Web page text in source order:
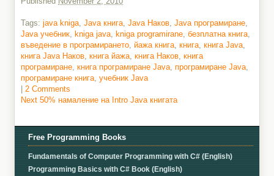
Tags:java kniga ,Java книга ,Java Наков ,Java програмиране
Java учебник ,kniga java ,kniga programirane ,безплатна книга
въведение в програмирането ,йажа книга ,книга ,книга Java
книга Java Наков ,книга йажа ,книга Наков ,книга
програмиране ,книга програмиране Java ,програмиране Java
програмиране книга ,учебник Java
| 2 Comments
navigation
Next Next
50% намаление на Intro Java книгата
Free Programming Books
Fundamentals of Computer Programming with C# (English)
Programming Basics with C# Book (English)